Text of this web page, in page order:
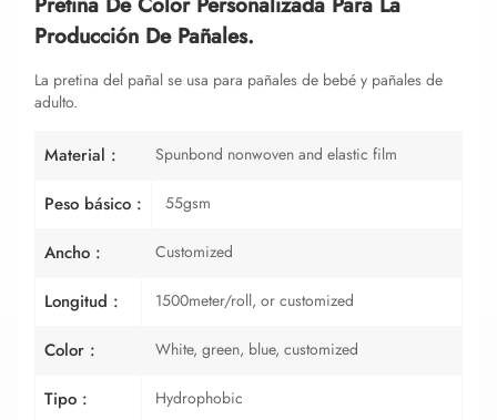
Producción De Pañales.
La pretina del pañal se usa para pañales de bebé y pañales de
adulto.
Material : Spunbond nonwoven and elastic film
Peso básico : 55gsm
Ancho : Customized
Longitud : 1500meter/roll, or customized
Color : White, green, blue, customized
Tipo : Hydrophobic